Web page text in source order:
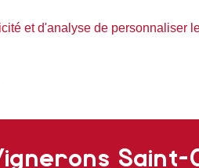
et d'analyse de personnaliser